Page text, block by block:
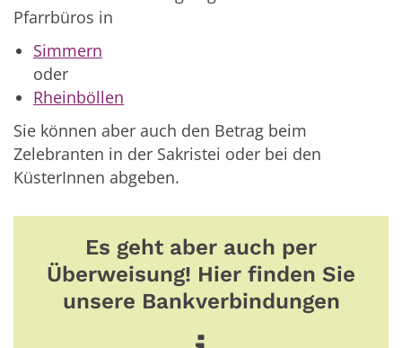
Pfarrbüros in
Simmern
oder
Rheinböllen
Sie können aber auch den Betrag beim
Zelebranten in der Sakristei oder bei den
KüsterInnen abgeben.
Es geht aber auch per
Überweisung! Hier finden Sie
unsere Bankverbindungen